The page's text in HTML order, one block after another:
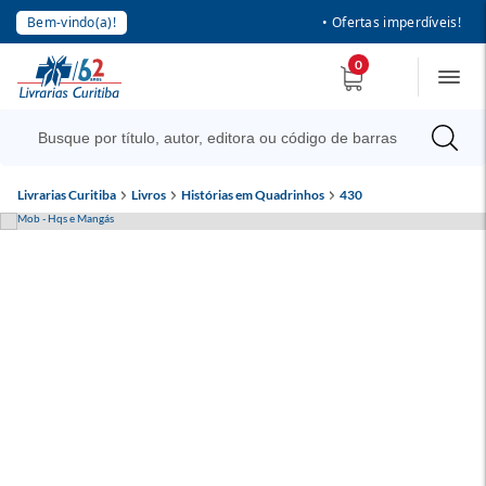
Bem-vindo(a)! • Ofertas imperdíveis!
0
Livrarias Curitiba Livros Histórias em Quadrinhos 430